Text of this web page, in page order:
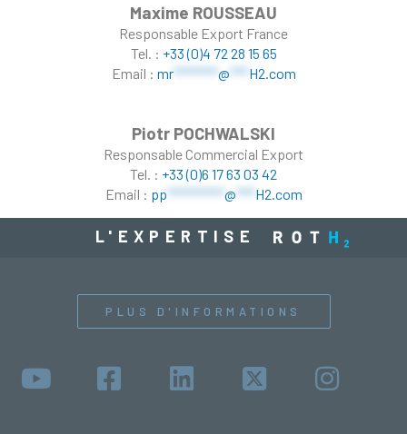
Maxime ROUSSEAU
Responsable Export France
Tel. : +33 (0)4 72 28 15 65
Email : mr******* @ *** H2.com
Piotr POCHWALSKI
Responsable Commercial Export
Tel. : +33 (0)6 17 63 03 42
Email : pp ********* @ *** H2.com
L'EXPERTISE
PLUS D'INFORMATIONS